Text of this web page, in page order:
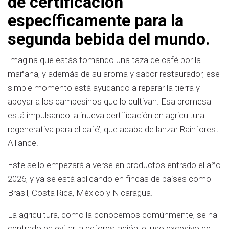
específicamente para la
segunda bebida del mundo.
Imagina que estás tomando una taza de café por la
mañana, y además de su aroma y sabor restaurador, ese
simple momento está ayudando a reparar la tierra y
apoyar a los campesinos que lo cultivan. Esa promesa
está impulsando la ‘nueva certificación en agricultura
regenerativa para el café’, que acaba de lanzar Rainforest
Alliance.
Este sello empezará a verse en productos entrado el año
2026, y ya se está aplicando en fincas de países como
Brasil, Costa Rica, México y Nicaragua.
La agricultura, como la conocemos comúnmente, se ha